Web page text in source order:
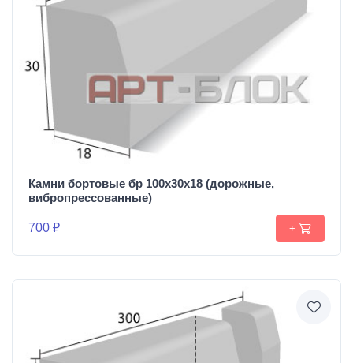
Камни бортовые бр 100х30х18 (дорожные,
вибропрессованные)
700 ₽ +